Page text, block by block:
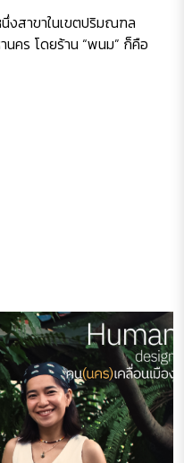
งสาขาในเขตปริมณฑล
นคร โดยร้าน “พนม” ก็คือ